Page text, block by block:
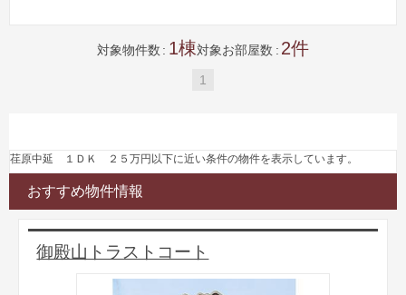
対象物件数 1 対象お部屋数 2
1
荏原中延 １ＤＫ ２５万円以下に近い条件の物件を表示しています。
おすすめ物件情報
御殿山トラストコート